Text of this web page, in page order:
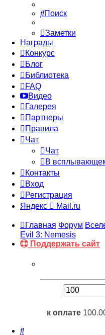
Поиск
Заметки
Награды
Конкурс
Блог
Библиотека
FAQ
Видео
Галерея
Партнеры
Правила
Чат
Чат
В
Контакты
Вход
Регистрация
Яндекс
Mail.ru
Главная Форум
Evil 3: Nemesis
Поддержать сайт
к оплате
Поиск